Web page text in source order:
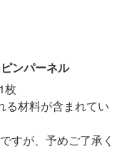
ンパーネル
枚
る材料が含まれてい
すが、予めご了承く